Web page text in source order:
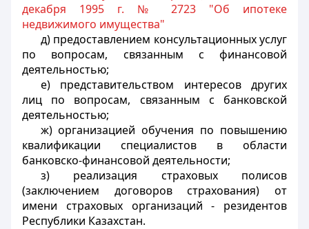
декабря 1995 г. № 2723 "Об ипотеке
недвижимого имущества"
д) предоставлением консультационных услуг
по вопросам, связанным с финансовой
деятельностью;
е) представительством интересов других
лиц по вопросам, связанным с банковской
деятельностью;
ж) организацией обучения по повышению
квалификации специалистов в области
банковско-финансовой деятельности;
з) реализация страховых полисов
(заключением договоров страхования) от
имени страховых организаций - резидентов
Республики Казахстан.